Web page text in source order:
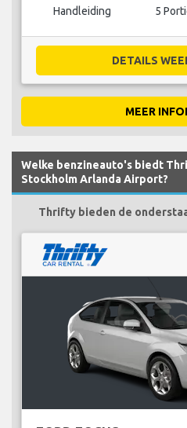
Handleiding 5
DETAILS
MEER
Welke benzineauto's biedt
Stockholm Arlanda Airport?
Thrifty bieden de